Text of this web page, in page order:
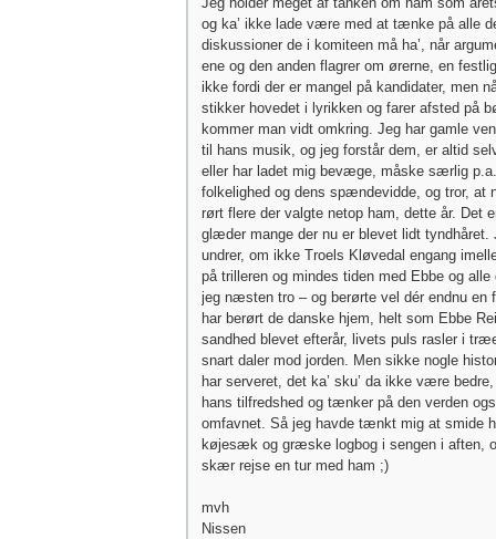
og ka’ ikke lade være med at tænke på alle
diskussioner de i komiteen må ha’, når
ene og den anden flagrer om ørerne, en
ikke fordi der er mangel på kandidater, men
stikker hovedet i lyrikken og farer afsted på
kommer man vidt omkring. Jeg har gamle
til hans musik, og jeg forstår dem, er altid
eller har ladet mig bevæge, måske særlig
folkelighed og dens spændevidde, og tror, at
rørt flere der valgte netop ham, dette år. Det
glæder mange der nu er blevet lidt tyndhåret.
undrer, om ikke Troels Kløvedal engang
på trilleren og mindes tiden med Ebbe og
jeg næsten tro – og berørte vel dér endnu
har berørt de danske hjem, helt som Ebbe
sandhed blevet efterår, livets puls rasler i
snart daler mod jorden. Men sikke nogle
har serveret, det ka’ sku’ da ikke være
hans tilfredshed og tænker på den verden
omfavnet. Så jeg havde tænkt mig at smide
køjesæk og græske logbog i sengen i aften,
skær rejse en tur med ham ;)
mvh
Nissen